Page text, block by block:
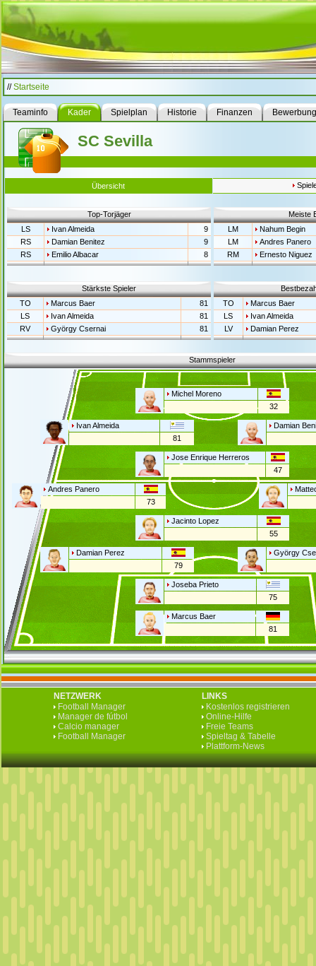
//Startseite
Teaminfo Kader Spielplan Historie Finanzen Bewerbung
SC Sevilla
Übersicht
Top-Torjäger
LS
Ivan Almeida
9
RS
Damian Benitez
9
RS
Emilio Albacar 8
Meiste
LM
Nahum Begin
LM
Andres Panero
RM
Ernesto Niguez
Stärkste Spieler
TO
Marcus Baer
81
LS
Ivan Almeida
81
RV
György Csernai 81
TO
Marcus Baer
LS
Ivan Almeida
LV
Damian Perez
Stammspieler
György
Andres Panero
73
Jacinto Lopez
55
Michel Moreno
32
Jose Enrique Herreros
47
Ivan Almeida
81
Joseba Prieto
75
Damian Perez
79
Damian
Marcus Baer
81
NETZWERK
Football Manager
Manager de fútbol
Calcio manager
Football Manager
LINKS
Kostenlos registrieren
Online-Hilfe
Freie Teams
Spieltag & Tabelle
Plattform-News